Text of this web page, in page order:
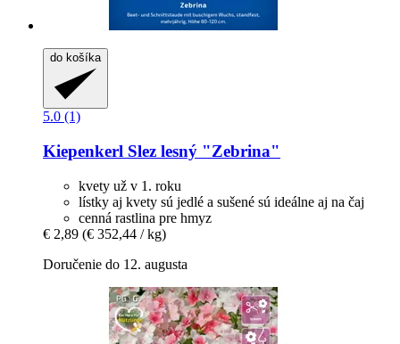
do košíka
5.0 (1)
Kiepenkerl Slez lesný "Zebrina"
kvety už v 1. roku
lístky aj kvety sú jedlé a sušené sú ideálne aj na čaj
cenná rastlina pre hmyz
€ 2,89 (€ 352,44 / kg)
Doručenie do 12. augusta